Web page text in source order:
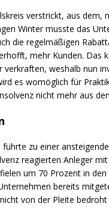
verstrickt, aus dem,
Winter musste das
die regelmäßigen
mehr Kunden. Das
weshalb nun
es womöglich für
nicht mehr aus
zu einer
reagierten Anleger
um 70 Prozent in
bereits
von der Pleite bedroht